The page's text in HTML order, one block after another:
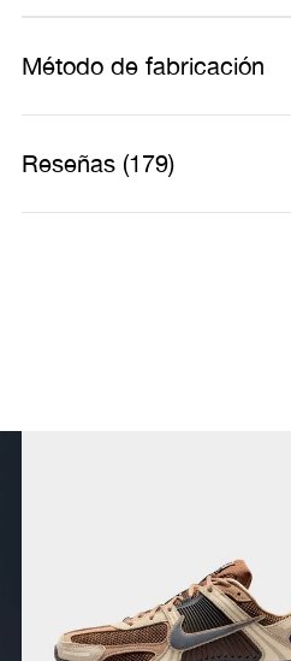
Método de fabricación
Reseñas (179)